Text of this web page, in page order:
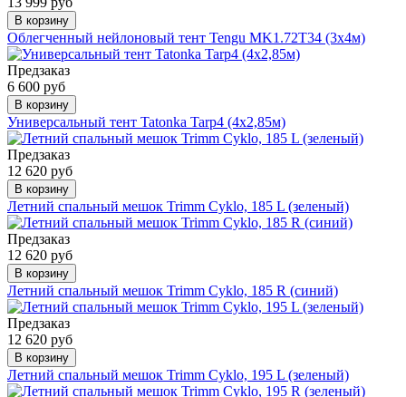
В корзину
Облегченный нейлоновый тент Tengu MK1.72T34 (3х4м)
Предзаказ
6 600 руб
В корзину
Универсальный тент Tatonka Tarp4 (4x2,85м)
Предзаказ
12 620 руб
В корзину
Летний спальный мешок Trimm Cyklo, 185 L (зеленый)
Предзаказ
12 620 руб
В корзину
Летний спальный мешок Trimm Cyklo, 185 R (синий)
Предзаказ
12 620 руб
В корзину
Летний спальный мешок Trimm Cyklo, 195 L (зеленый)